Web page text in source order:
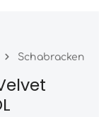
Schabracken